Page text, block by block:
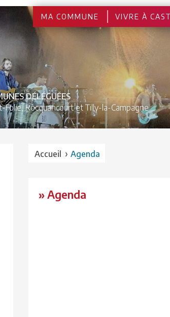
DÉLÉGUÉES
Folie,Rocquancourt et Tilly-la-Campagne
MA COMMUNE VIVRE À
Accueil ›Agenda
» Agenda